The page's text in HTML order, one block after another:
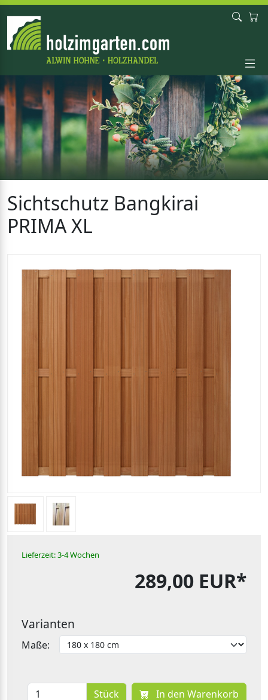
Sichtschutz Bangkirai
PRIMA XL
Lieferzeit: 3-4 Wochen
289,00 EUR*
Varianten
Maße:
Stück In den Warenkorb